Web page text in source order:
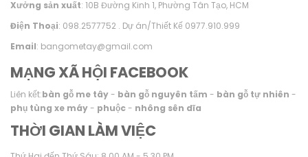
Xưởng sản xuất: 10B Đường Kinh 1, Phường Tân Tạo, HCM
Điện Thoại: 098.2577752 . Dự án/Thiết Kế 0977.910.999
Email: bangometay@gmail.com
MẠNG XÃ HỘI FACEBOOK
Liên kết:bàn gỗ me tây- bàn gỗ nguyên tấm - bàn gỗ tự nhiên -
phụ tùng xe máy- phuộc- nhông sên dĩa
THỜI GIAN LÀM VIỆC